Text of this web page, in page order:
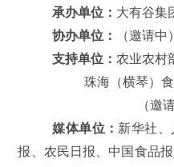
承办单位： 大有谷集
协办单位：
（邀请
支持单位：农业农村
珠海（横琴）食
（邀
媒体单位： 新华社、
报、农民日报、中国食品